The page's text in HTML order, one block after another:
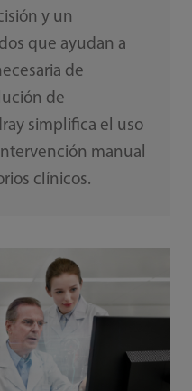
y un
que ayudan a
de
de
simplifica el uso
manual
clínicos.